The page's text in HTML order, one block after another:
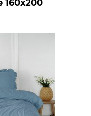
160x200